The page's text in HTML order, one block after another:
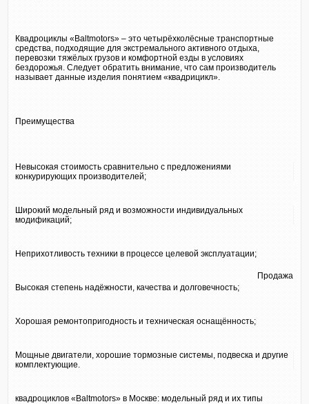
Квадроциклы «Baltmotors» – это четырёхколёсные транспортные
средства, подходящие для экстремального активного отдыха,
перевозки тяжёлых грузов и комфортной езды в условиях
бездорожья. Следует обратить внимание, что сам производитель
называет данные изделия понятием «квадрицикл».
Преимущества
Невысокая стоимость сравнительно с предложениями
конкурирующих производителей;
Широкий модельный ряд и возможности индивидуальных
модификаций;
Неприхотливость техники в процессе целевой эксплуатации;
Высокая степень надёжности, качества и долговечность;
Хорошая ремонтопригодность и техническая оснащённость;
Мощные двигатели, хорошие тормозные системы, подвеска и другие
комплектующие.
Продажа
квадроциклов «Baltmotors» в Москве: модельный ряд и их типы